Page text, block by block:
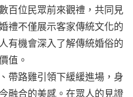
百位民眾前來觀禮，共同見
禮不僅展示客家傳統文化的
有機會深入了解傳統婚俗的
值。
帶路雞引領下緩緩進場，身
融合的美感。在眾人的見證